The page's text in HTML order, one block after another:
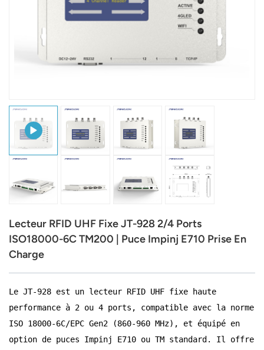
Nederland
Türk
Ελληνικά
Melayu
norsk
magyar
Lecteur RFID UHF Fixe JT-928 2/4 Ports
ISO18000-6C TM200 | Puce Impinj E710 Prise En
Charge
Le JT-928 est un lecteur RFID UHF fixe haute
performance à 2 ou 4 ports, compatible avec la norme
ISO 18000-6C/EPC Gen2 (860-960 MHz), et équipé en
option de puces Impinj E710 ou TM standard. Il offre